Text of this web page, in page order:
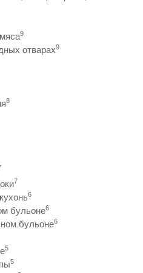
9
отварах9
8
7
6
бульоне6
бульоне6
5
5